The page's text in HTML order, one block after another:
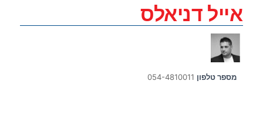
אייל דניאלס
מספר טלפון 054-4810011